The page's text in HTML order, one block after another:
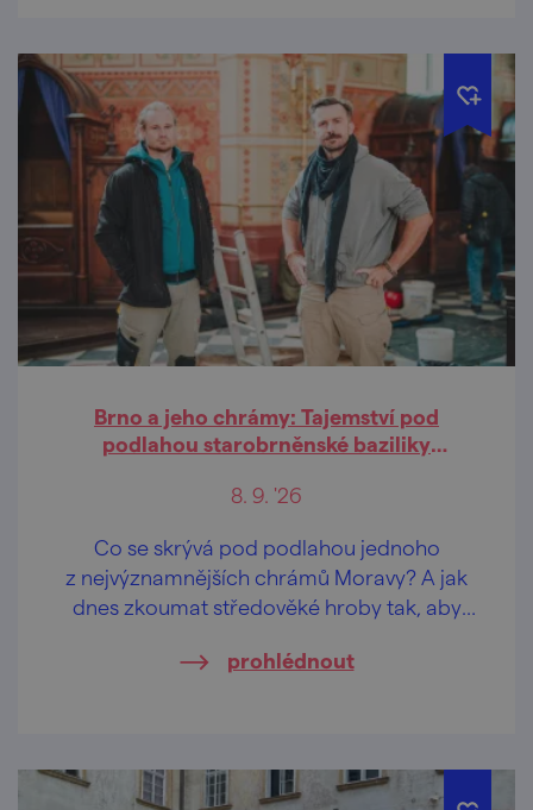
Brno a jeho chrámy: Tajemství pod
podlahou starobrněnské baziliky
8. 9. '26
Co se skrývá pod podlahou jednoho
z nejvýznamnějších chrámů Moravy? A jak
dnes zkoumat středověké hroby tak, aby
i pietní požadavky?
prohlédnout